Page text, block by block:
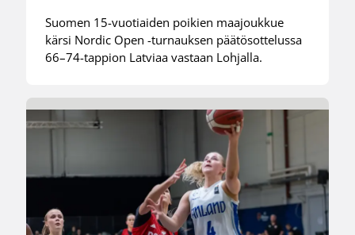
Suomen 15-vuotiaiden poikien maajoukkue
kärsi Nordic Open -turnauksen päätösottelussa
66–74-tappion Latviaa vastaan Lohjalla.